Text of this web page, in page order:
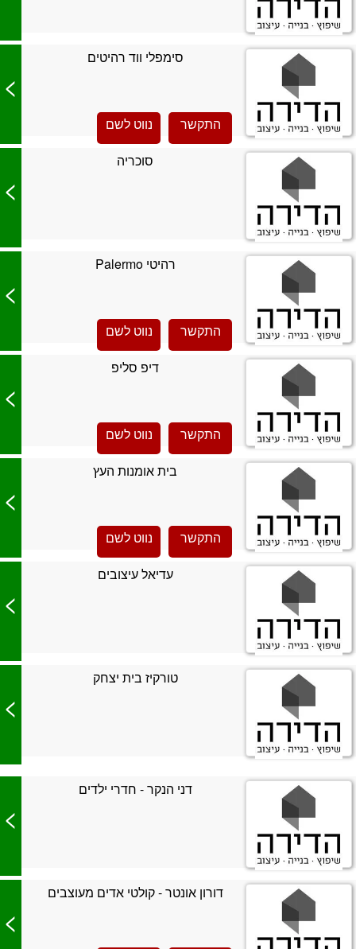
סימפלי ווד רהיטים
התקשר נווט לשם
>
סוכריה
>
רהיטי Palermo
התקשר נווט לשם
>
דיפ סליפ
התקשר נווט לשם
>
בית אומנות העץ
התקשר נווט לשם
>
עדיאל עיצובים
>
טורקיז בית יצחק
>
דני הנקר - חדרי ילדים
>
דורון אונטר - קולטי אדים מעוצבים
>